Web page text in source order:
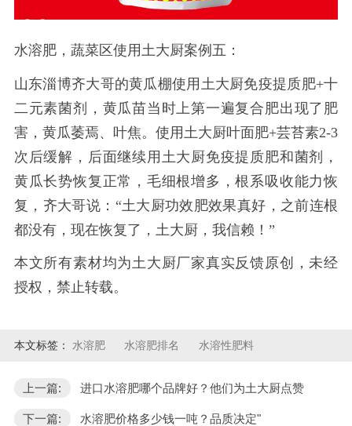
水溶肥，蔬菜区使用土大厨案例五：
山东淄博齐大哥的黄瓜棚使用土大厨免疫提质肥+十
二元素菌剂，黄瓜苗当时上第一遍复合肥出现了肥
害，黄瓜萎焉、叶焦。使用土大厨叶面肥+芸苔素2-3
次后缓解，后面继续用土大厨免疫提质肥和菌剂，
黄瓜长势恢复正常，毛细根增多，根系吸收能力恢
复，齐大哥说：“土大厨功效肥效果真好，之前连根
都没有，现在恢复了，土大厨，我信赖！”
本文所有素材均为土大厨厂家真实反馈原创，未经
授权，禁止转载。
本文标签： 水溶肥 水溶肥排名 水溶性肥料
上一篇: 进口水溶肥哪个品牌好？他们为土大厨点赞
下一篇: 水溶肥价格多少钱一吨？品质决定"